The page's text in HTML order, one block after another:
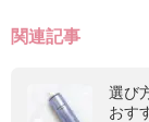
関連記事
選び
おす